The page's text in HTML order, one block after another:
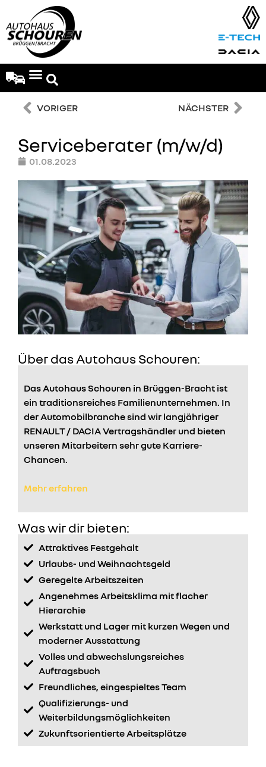
VORIGER NÄCHSTER
Serviceberater (m/w/d)
01.08.2023
Über das Autohaus Schouren:
Das Autohaus Schouren in Brüggen-Bracht ist
ein traditionsreiches Familienunternehmen. In
der Automobilbranche sind wir langjähriger
RENAULT / DACIA Vertragshändler und bieten
unseren Mitarbeitern sehr gute Karriere-
Chancen.
Mehr erfahren
Was wir dir bieten:
Attraktives Festgehalt
Urlaubs- und Weihnachtsgeld
Geregelte Arbeitszeiten
Angenehmes Arbeitsklima mit flacher
Hierarchie
Werkstatt und Lager mit kurzen Wegen und
moderner Ausstattung
Volles und abwechslungsreiches
Auftragsbuch
Freundliches, eingespieltes Team
Qualifizierungs- und
Weiterbildungsmöglichkeiten
Zukunftsorientierte Arbeitsplätze